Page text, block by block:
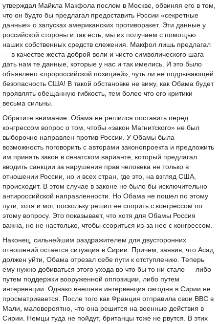
утверждал Майкла Макфола послом в Москве, обвиняя его в том,
что он будто бы предлагал предоставить России «секретные
данные» о запусках американских противоракет. Эти данные у
российской стороны и так есть, мы их получаем с помощью
наших собственных средств слежения. Макфол лишь предлагал
— в качестве жеста доброй воли и чисто символического шага —
дать нам те данные, которые у нас и так имелись. И это было
объявлено «пророссийской позицией», чуть ли не подрывающей
безопасность США! В такой обстановке не вижу, как Обама будет
проявлять обещанную гибкость, тем более что его критики
весьма сильны.
Обратите внимание: Обама не решился поставить перед
конгрессом вопрос о том, чтобы «закон Магнитского» не был
выборочно направлен против России. У Обамы была
возможность поговорить с авторами законопроекта и предложить
им принять закон в сенатском варианте, который предлагал
вводить санкции за нарушения прав человека не только в
отношении России, но и всех стран, где это, на взгляд США,
происходит. В этом случае в законе не было бы исключительно
антироссийской направленности. Но Обама не пошел по этому
пути, хотя и мог, поскольку решил не спорить с конгрессом по
этому вопросу. Это показывает, что хотя для Обамы Россия
важна, но не настолько, чтобы ссориться из-за нее с конгрессом.
Наконец, сильнейшим раздражителем для двусторонних
отношений остается ситуация в Сирии. Причем, заявив, что Асад
должен уйти, Обама отрезал себе пути к отступлению. Теперь
ему нужно добиваться этого ухода во что бы то ни стало — либо
путем поддержки вооруженной оппозиции, либо путем
интервенции. Однако внешняя интервенция сегодня в Сирии не
просматривается. После того как Франция отправила свои ВВС в
Мали, маловероятно, что она решится на военные действия в
Сирии. Немцы туда не пойдут, британцы тоже не рвутся. В этих